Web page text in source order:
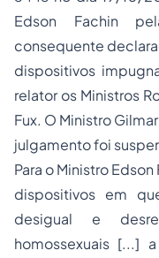
Edson Fachin
consequente
dispositivos
relator os Ministros
Fux. O Ministro
julgamento foi
Para o Ministro
dispositivos em
desigual e
homossexuais [...]